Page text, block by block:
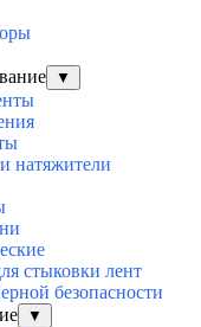
▼
натяжители
стыковки лент
безопасности
▼